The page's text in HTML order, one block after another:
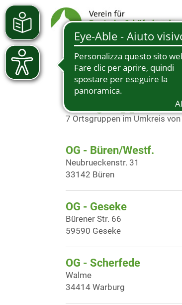
Ortsgruppen in
7 Ortsgruppen im Umkreis
OG - Büren/Westf.
Neubrueckenstr. 31
33142 Büren
OG - Geseke
Bürener Str. 66
59590 Geseke
OG - Scherfede
Walme
34414 Warburg